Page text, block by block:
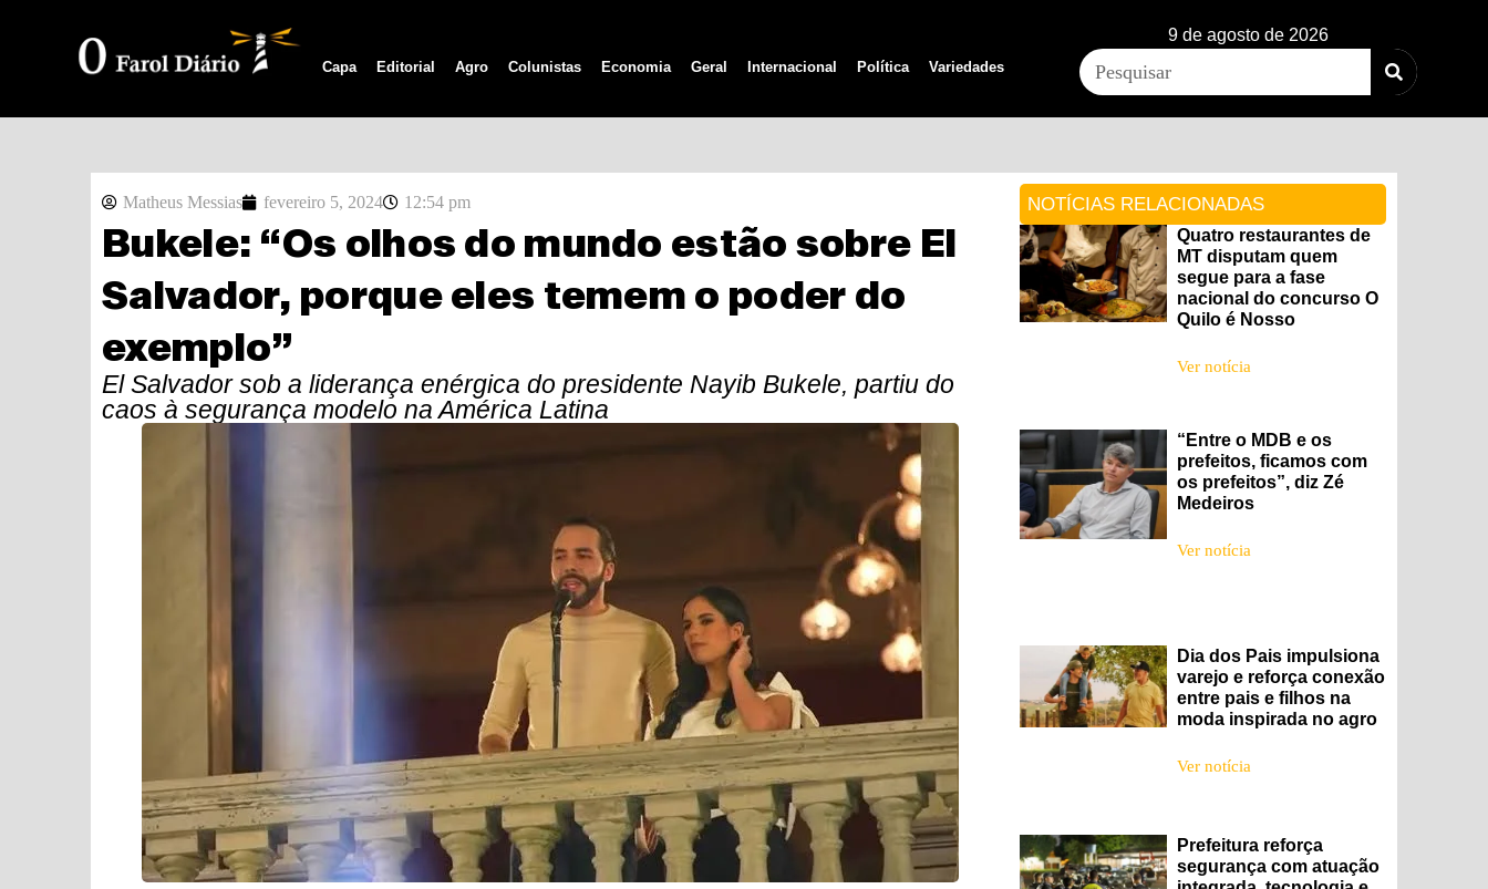
Capa Editorial Agro Colunistas Economia Geral Internacional Política Variedades
9 de agosto de 2026
Matheus Messias fevereiro 5, 2024 12:54 pm
Bukele: “Os olhos do mundo estão sobre El
Salvador, porque eles temem o poder do
exemplo”
El Salvador sob a liderança enérgica do presidente Nayib Bukele, partiu do
caos à segurança modelo na América Latina
NOTÍCIAS RELACIONADAS
Quatro restaurantes de
MT disputam quem
segue para a fase
nacional do concurso O
Quilo é Nosso
Ver notícia
“Entre o MDB e os
prefeitos, ficamos com
os prefeitos”, diz Zé
Medeiros
Ver notícia
Dia dos Pais impulsiona
varejo e reforça conexão
entre pais e filhos na
moda inspirada no agro
Ver notícia
Prefeitura reforça
segurança com atuação